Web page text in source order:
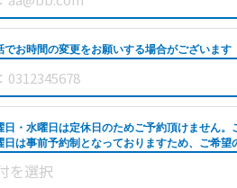
お時間の変更をお願いする場合がございます
・水曜日は定休日のためご予約頂けません。
は事前予約制となっておりますため、ご希望